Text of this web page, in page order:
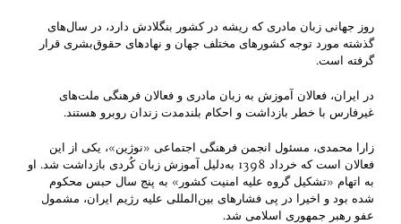
روز جهانی زبان مادری که ریشه در کشور بنگلادش دارد، در سال‌های
گذشته مورد توجه کشورهای مختلف جهان و نهادهای حقوق‌بشری قرار
گرفته است.
در ایران، فعالان آموزش به زبان مادری و فعالان فرهنگی ملت‌های
غیرفارس با خطر بازداشت و احکام بلندمدت زندان روبرو هستند.
زارا محمدی، مسئول انجمن فرهنگی اجتماعی «نوژین»، یکی از این
فعالان است که خرداد 1398 به‌دلیل آموزش زبان کُردی بازداشت شد. او
به اتهام «تشکیل گروه علیه امنیت کشور» به پنج سال حبس محکوم
شده بود و اخیرا در پی فشارهای بین‌المللی علیه رژیم ایران، مشمول
عفو رهبر جمهوری اسلامی شد.